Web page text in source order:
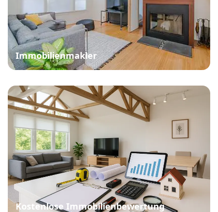
Immobilienmakler
Kostenlose Immobilienbewertung